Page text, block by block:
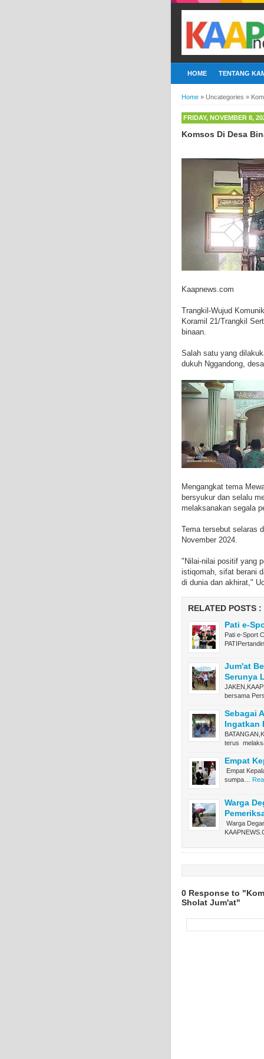
HOME TENTANG
Home » Uncategories »
FRIDAY, NOVEMBER 8,
Komsos Di Desa
Kaapnews.com
Trangkil-Wujud
Koramil 21/Trangkil
binaan.
Salah satu yang
dukuh Nggandong,
Mengangkat tema
bersyukur dan selalu
melaksanakan segala
Tema tersebut selaras
November 2024.
"Nilai-nilai positif yang
istiqomah, sifat berani
di dunia dan akhirat,"
RELATED POSTS :
Pati e-
Pati e-Sport
Jum'at
Serunya
bersama
Sebagai
Ingatkan
terus
Empat
Empat
sumpa…
Warga
Warga
0 Response to
Sholat Jum'at"